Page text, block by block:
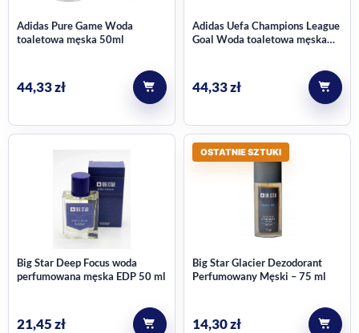
Adidas Pure Game Woda
toaletowa męska 50ml
44,33zł
Adidas Uefa Champions League
Goal Woda toaletowa męska
44,33zł
Big Star Deep Focus woda
perfumowana męska EDP 50 ml
21,45zł
OSTATNIE SZTUKI
Big Star Glacier Dezodorant
Perfumowany Męski – 75 ml
14,30zł